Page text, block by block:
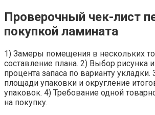
Проверочный чек-лист
покупкой ламината
1) Замеры помещения в нескольких
составление плана. 2) Выбор рисунка
процента запаса по варианту
площади упаковки и округление
упаковок. 4) Требование одной
на покупку.